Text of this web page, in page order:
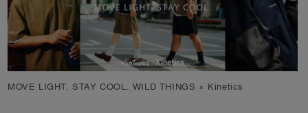
MOVE LIGHT. STAY COOL. WILD THINGS × Kinetics